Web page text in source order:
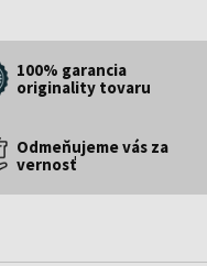
100% garancia
originality tovaru
Odmeňujeme vás za
vernosť